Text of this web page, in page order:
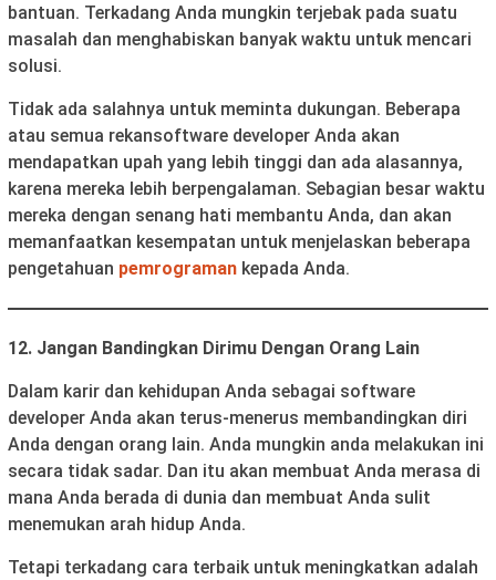
bantuan. Terkadang Anda mungkin terjebak pada suatu
masalah dan menghabiskan banyak waktu untuk mencari
solusi.
Tidak ada salahnya untuk meminta dukungan. Beberapa
atau semua rekansoftware developer Anda akan
mendapatkan upah yang lebih tinggi dan ada alasannya,
karena mereka lebih berpengalaman. Sebagian besar waktu
mereka dengan senang hati membantu Anda, dan akan
memanfaatkan kesempatan untuk menjelaskan beberapa
pengetahuan pemrograman kepada Anda.
12. Jangan Bandingkan Dirimu Dengan Orang Lain
Dalam karir dan kehidupan Anda sebagai software
developer Anda akan terus-menerus membandingkan diri
Anda dengan orang lain. Anda mungkin anda melakukan ini
secara tidak sadar. Dan itu akan membuat Anda merasa di
mana Anda berada di dunia dan membuat Anda sulit
menemukan arah hidup Anda.
Tetapi terkadang cara terbaik untuk meningkatkan adalah